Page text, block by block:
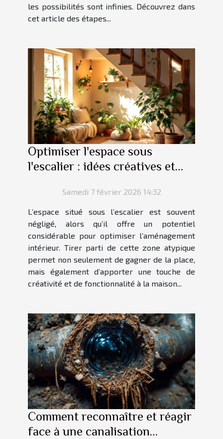
les possibilités sont infinies. Découvrez dans
cet article des étapes...
Optimiser l'espace sous
l'escalier : idées créatives et
Samedi 7 février 2026 14:32
L’espace situé sous l’escalier est souvent
négligé, alors qu’il offre un potentiel
considérable pour optimiser l’aménagement
intérieur. Tirer parti de cette zone atypique
permet non seulement de gagner de la place,
mais également d’apporter une touche de
créativité et de fonctionnalité à la maison...
Comment reconnaître et réagir
face à une canalisation